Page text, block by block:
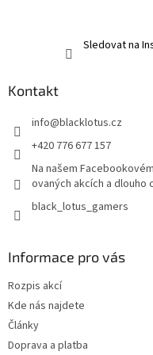
Sledovat na
Kontakt
info@blacklotus.cz
+420 776 677 157
Na našem
ovaných akcích a
black_lotus_gamers
Informace pro vás
Rozpis akcí
Kde nás najdete
Články
Doprava a platba